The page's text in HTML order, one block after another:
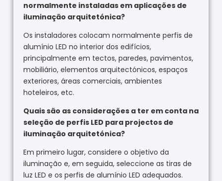
normalmente instaladas em aplicações de
iluminação arquitetónica?
Os instaladores colocam normalmente perfis de
alumínio LED no interior dos edifícios,
principalmente em tectos, paredes, pavimentos,
mobiliário, elementos arquitectónicos, espaços
exteriores, áreas comerciais, ambientes
hoteleiros, etc.
Quais são as considerações a ter em conta na
seleção de perfis LED para projectos de
iluminação arquitetónica?
Em primeiro lugar, considere o objetivo da
iluminação e, em seguida, seleccione as tiras de
luz LED e os perfis de alumínio LED adequados.